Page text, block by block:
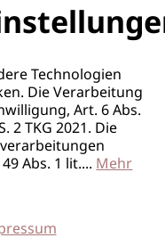
Technologien
Die Verarbeitung
Art. 6 Abs.
2 TKG 2021. Die
Abs. 1 lit....Mehr